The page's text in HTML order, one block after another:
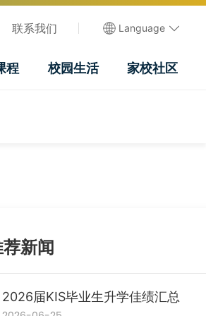
联系我们 Language
程 校园生活 家校社区
新闻
2026届KIS毕业生升学佳绩汇总